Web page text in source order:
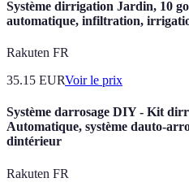
Système dirrigation Jardin, 10
automatique, infiltration,
Rakuten FR
35.15 EURVoir le prix
Système darrosage DIY - Kit
Automatique, système dauto-
dintérieur
Rakuten FR